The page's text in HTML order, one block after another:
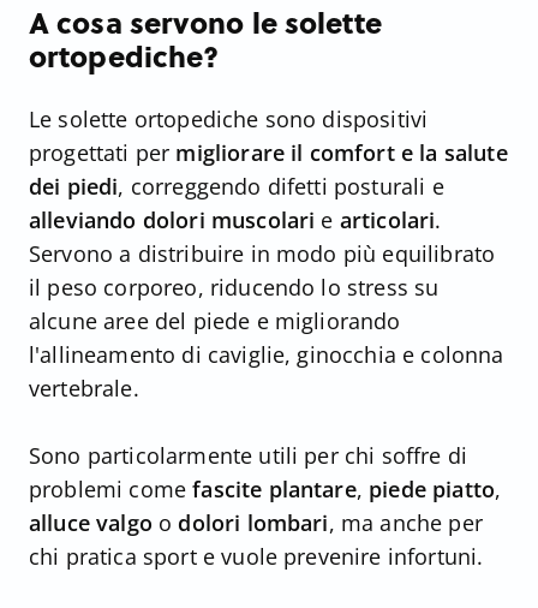
A cosa servono le solette
ortopediche?
Le solette ortopediche sono dispositivi
progettati per migliorare il comfort e la salute
dei piedi, correggendo difetti posturali e
alleviando dolori muscolari e articolari.
Servono a distribuire in modo più equilibrato
il peso corporeo, riducendo lo stress su
alcune aree del piede e migliorando
l'allineamento di caviglie, ginocchia e colonna
vertebrale.
Sono particolarmente utili per chi soffre di
problemi comefascite plantare, piede piatto,
alluce valgo o dolori lombari, ma anche per
chi pratica sport e vuole prevenire infortuni.